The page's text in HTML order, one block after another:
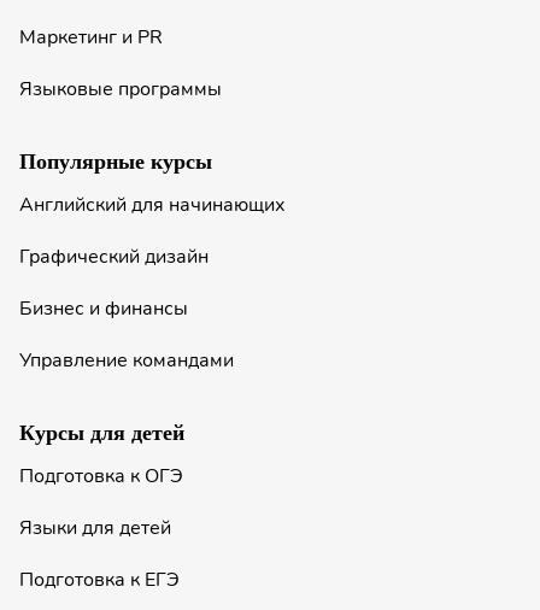
Маркетинг и PR
Языковые программы
Популярные курсы
Английский для начинающих
Графический дизайн
Бизнес и финансы
Управление командами
Курсы для детей
Подготовка к ОГЭ
Языки для детей
Подготовка к ЕГЭ